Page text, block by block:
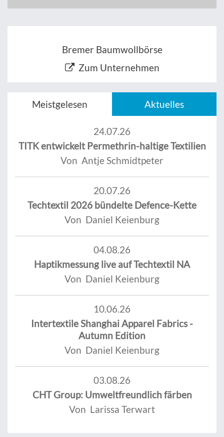
Bremer Baumwollbörse
Zum Unternehmen
Meistgelesen Aktuelles
24.07.26
TITK entwickelt Permethrin-haltige Textilien
Von Antje Schmidtpeter
20.07.26
Techtextil 2026 bündelte Defence-Kette
Von Daniel Keienburg
04.08.26
Haptikmessung live auf Techtextil NA
Von Daniel Keienburg
10.06.26
Intertextile Shanghai Apparel Fabrics -
Autumn Edition
Von Daniel Keienburg
03.08.26
CHT Group: Umweltfreundlich färben
Von Larissa Terwart